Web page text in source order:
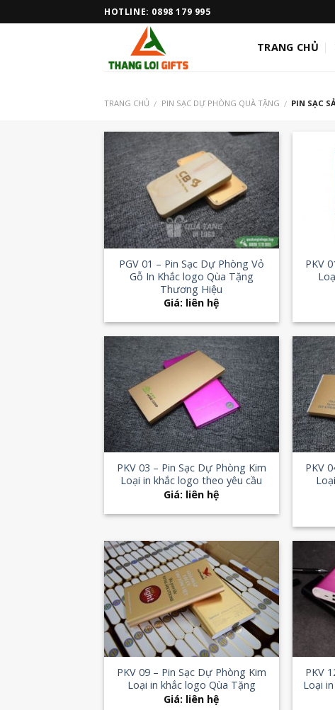
to
HOTLINE: 0898 179 995
TRANG CHỦ
TRANG CHỦ / PIN SẠC DỰ PHÒNG QUÀ TẶNG / PIN SẠC
Add to
Wishlist
+
PGV 01 – Pin Sạc Dự Phòng Vỏ
Gỗ In Khắc logo Qùa Tặng
Thương Hiệu
Giá: liên hệ
PKV
Add to
Wishlist
+
PKV 03 – Pin Sạc Dự Phòng Kim
Loại in khắc logo theo yêu cầu
Giá: liên hệ
+
PKV
Add to
Wishlist
+
PKV 09 – Pin Sạc Dự Phòng Kim
Loại in khắc logo Qùa Tặng
Giá: liên hệ
PKV
Loại